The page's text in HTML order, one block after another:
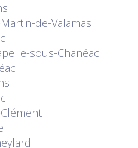
de-Valamas
sous-Chanéac